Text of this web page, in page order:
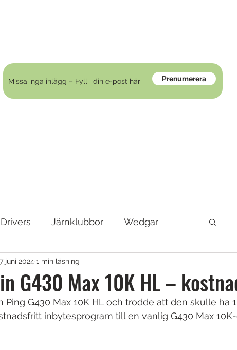
Prenumerera
Drivers Järnklubbor Wedgar
& Vagnar
Golfkläder Träningshjälpmedel
G430 Max 10K HL –
juni 2024 1 min läsning
Ping G430 Max 10K HL och trodde att den skulle ha
inbytesprogram till en vanlig G430 Max 10K-